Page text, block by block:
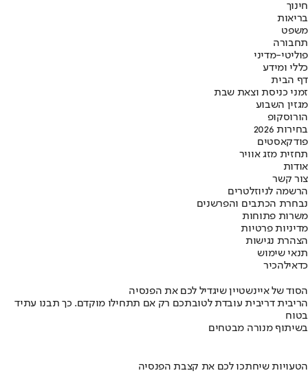
חינוך
בריאות
משפט
תחבורה
פוליטי-מדיני
כללי ומידע
דף הבית
זמני כניסת וצאת שבת
מגזין השבוע
הורוסקופ
בחירות 2026
פודקאסטים
תחזית מזג אוויר
אודות
צור קשר
הרשמה לניוזלטרים
נבחרת הכתבים והפרשנים
משרות פתוחות
מדיניות פרטיות
הצהרת נגישות
תנאי שימוש
כדאילהכיר
הסוד של איינשטיין שיגדיל לכם את הפנסיה
הריבית דריבית עובדת לטובתכם רק אם תתחילו מוקדם. כך תבנו עתיד
בטוח
בשיתוף מנורה מבטחים
הטעויות שיחתכו לכם את קצבת הפנסיה